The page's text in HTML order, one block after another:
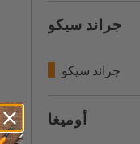
جراند سيكو
جراند سيكو
أوميغا